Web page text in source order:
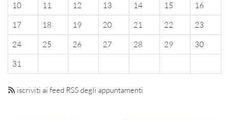
10
11 12 13 14 15
16
17
18 19 20 21 22
23
24
25 26 27 28 29
30
31
iscriviti ai feed RSS degli appuntamenti